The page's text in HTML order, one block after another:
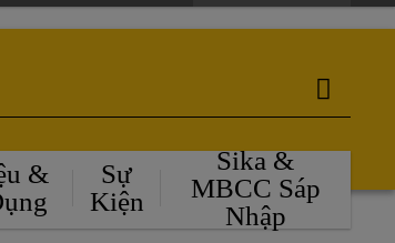
&
Sự
Kiện
Sika &
MBCC Sáp
Nhập